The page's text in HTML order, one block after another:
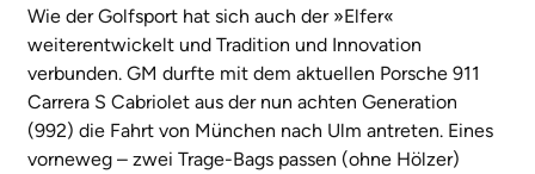
Wie der Golfsport hat sich auch der »Elfer«
weiterentwickelt und Tradition und Innovation
verbunden. GM durfte mit dem aktuellen Porsche 911
Carrera S Cabriolet aus der nun achten Generation
(992) die Fahrt von München nach Ulm antreten. Eines
vorneweg – zwei Trage-Bags passen (ohne Hölzer)